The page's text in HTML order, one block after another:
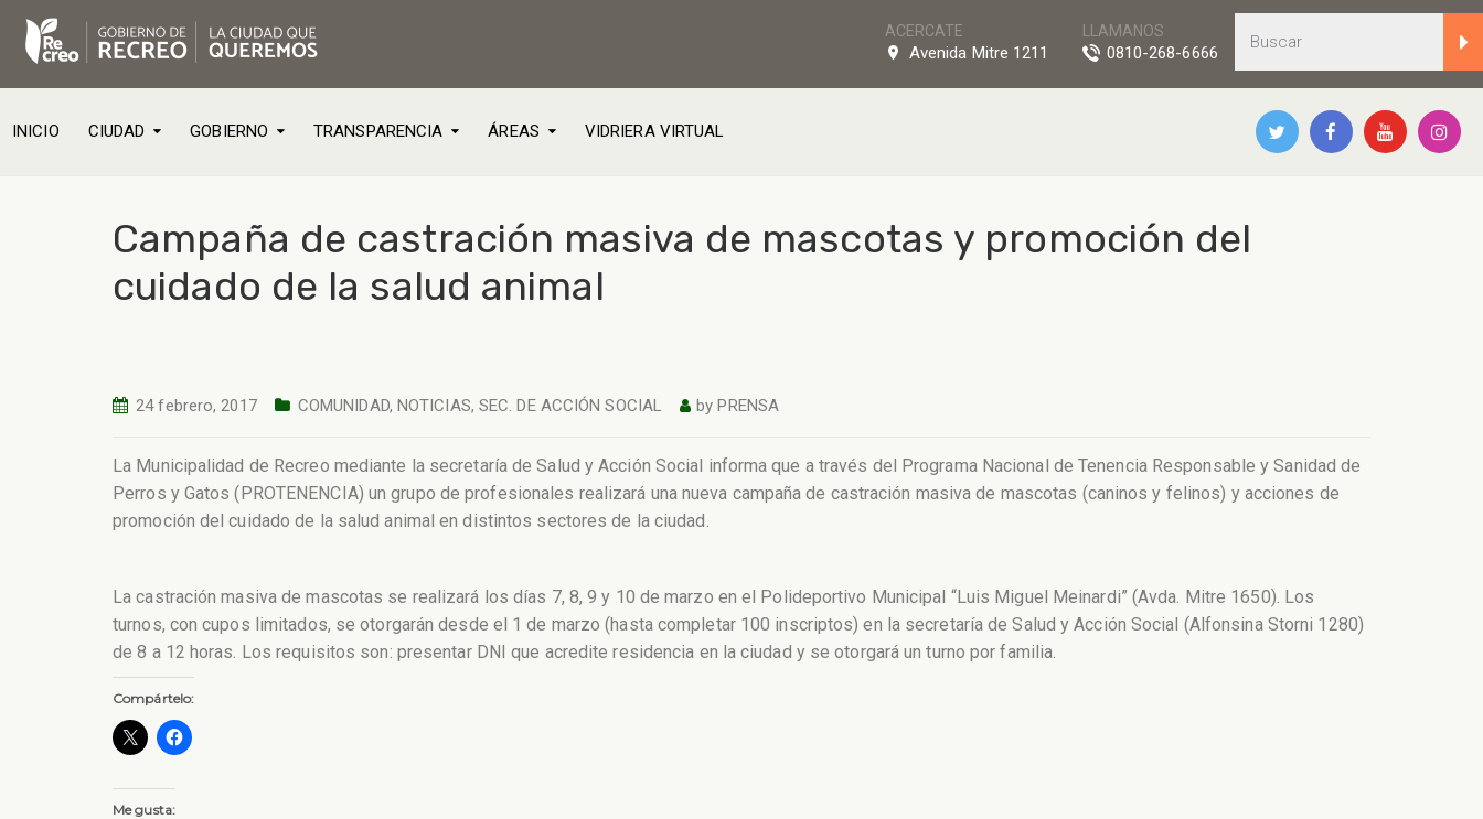
LLAMANOS
0810-268-6666
ACERCATE
Avenida Mitre 1211
INICIO CIUDAD GOBIERNO TRANSPARENCIA ÁREAS VIDRIERA VIRTUAL
Campaña de castración masiva de mascotas y promoción del
cuidado de la salud animal
24 febrero, 2017 COMUNIDAD, NOTICIAS, SEC. DE ACCIÓN SOCIAL byPRENSA
La Municipalidad de Recreo mediante la secretaría de Salud y Acción Social informa que a través del Programa Nacional de Tenencia Responsable y Sanidad de
Perros y Gatos (PROTENENCIA) un grupo de profesionales realizará una nueva campaña de castración masiva de mascotas (caninos y felinos) y acciones de
promoción del cuidado de la salud animal en distintos sectores de la ciudad.
La castración masiva de mascotas se realizará los días 7, 8, 9 y 10 de marzo en el Polideportivo Municipal “Luis Miguel Meinardi” (Avda. Mitre 1650). Los
turnos, con cupos limitados, se otorgarán desde el 1 de marzo (hasta completar 100 inscriptos) en la secretaría de Salud y Acción Social (Alfonsina Storni 1280)
de 8 a 12 horas. Los requisitos son: presentar DNI que acredite residencia en la ciudad y se otorgará un turno por familia.
Compártelo:
Me gusta: